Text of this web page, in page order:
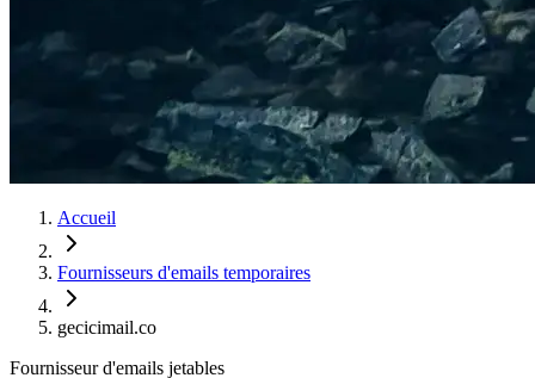
Accueil
Fournisseurs d'emails temporaires
gecicimail.co
Fournisseur d'emails jetables